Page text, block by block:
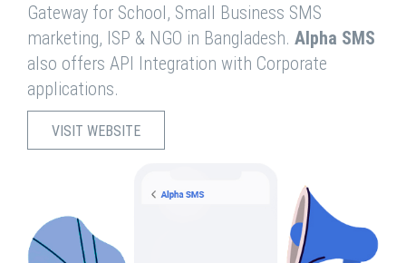
Gateway for School, Small Business SMS
marketing, ISP & NGO in Bangladesh. Alpha SMS
also offers API Integration with Corporate
applications.
VISIT WEBSITE